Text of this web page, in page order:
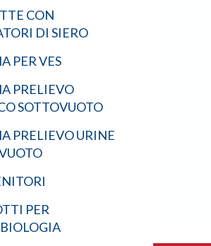
CON
DI SIERO
PER VES
PRELIEVO
SOTTOVUOTO
PRELIEVO URINE
PER